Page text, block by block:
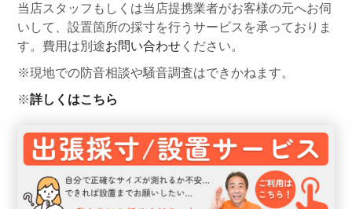
当店スタッフもしくは当店提携業者がお客様の元へお伺
いして、設置箇所の採寸を行うサービスを承っておりま
す。費用は別途お問い合わせ ください。
※現地での防音相談や騒音調査はできかねます。
※詳しくはこちら